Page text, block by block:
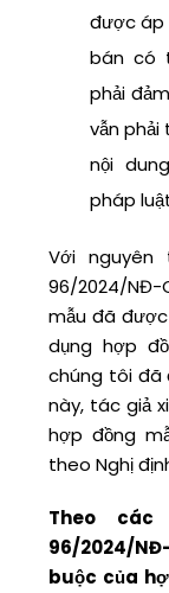
được áp
bán có
phải
vẫn
nội
pháp
Với
96/2024/NĐ-
mẫu đã
dụng hợp
chúng tôi đã
này, tác giả
hợp đồng
theo Nghị
Theo
96/2024/
buộc của